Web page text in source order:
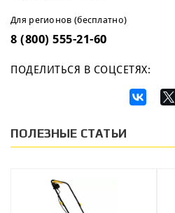
Для регионов (бесплатно)
8 (800) 555-21-60
ПОДЕЛИТЬСЯ В СОЦСЕТЯХ:
ПОЛЕЗНЫЕ СТАТЬИ